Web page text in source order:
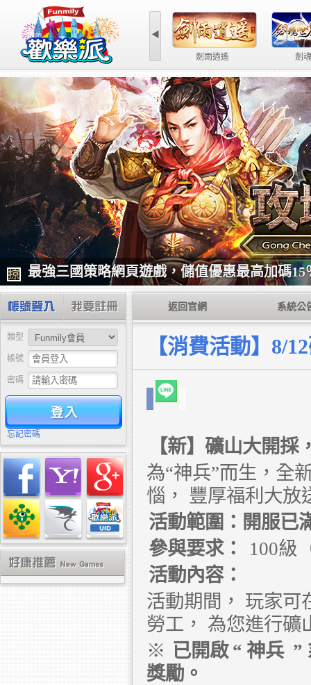
◀
魔
最強三國策略網頁遊戲，儲值優惠最高加碼15
類型
帳號
密碼
驗證
忘記密碼
返回官網 系統公
【消費活動】8/
【新】礦山大開採
為“神兵”而生，全
惱， 豐厚福利大放
活動範圍：開服已
參與要求：
100級
活動內容：
活動期間， 玩家可
勞工， 為您進行礦
※ 已開啟 “ 神兵 ”
獎勵。